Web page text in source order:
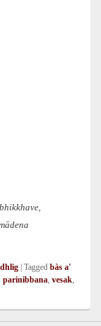
Tagged bàs a'
parinibbana, vesak,